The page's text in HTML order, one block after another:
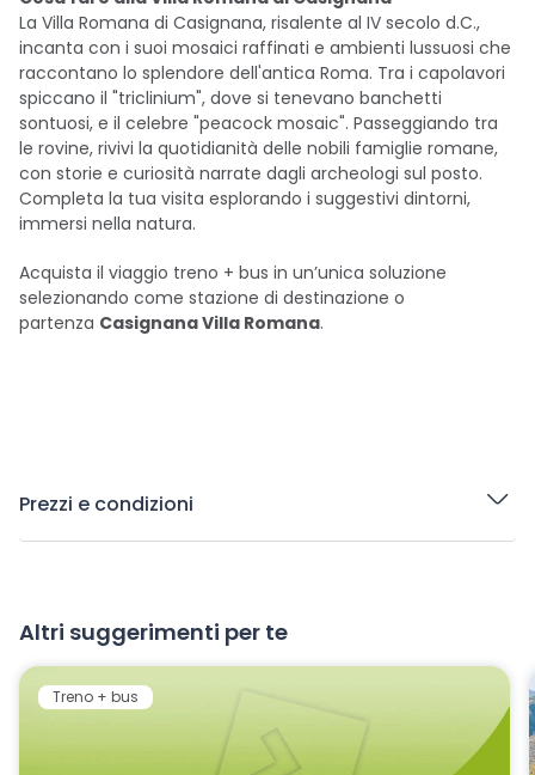
La Villa Romana di Casignana, risalente al IV secolo d.C.,
incanta con i suoi mosaici raffinati e ambienti lussuosi che
raccontano lo splendore dell'antica Roma. Tra i capolavori
spiccano il "triclinium", dove si tenevano banchetti
sontuosi, e il celebre "peacock mosaic". Passeggiando tra
le rovine, rivivi la quotidianità delle nobili famiglie romane,
con storie e curiosità narrate dagli archeologi sul posto.
Completa la tua visita esplorando i suggestivi dintorni,
immersi nella natura.
Acquista il viaggio treno + bus in un’unica soluzione
selezionando come stazione di destinazione o
partenza Casignana Villa Romana.
Prezzi e condizioni
Altri suggerimenti per te
Treno + bus